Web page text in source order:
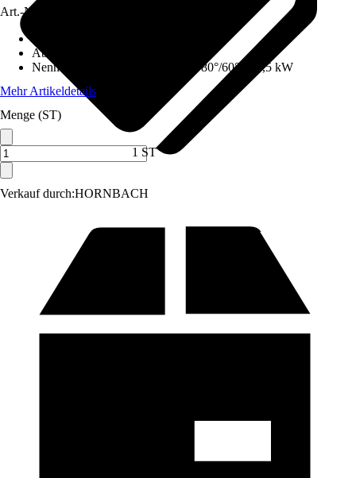
Verkauf durch:HORNBACH
Art.-Nr.
Abgasanschluss
Nennwärmeleistung (Heizbetrieb 80°/60°)
24,5 kW
Mehr Artikeldetails
Menge (ST)
1 ST